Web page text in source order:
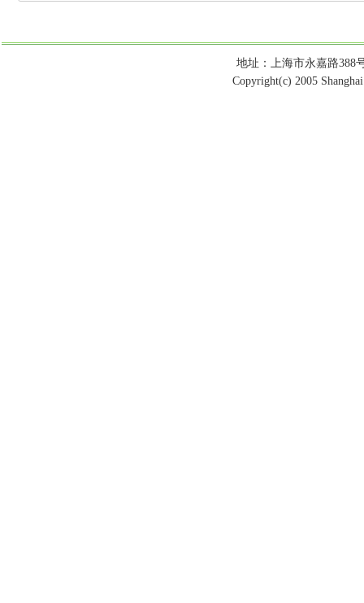
地址：上海市永嘉路388
Copyright(c) 2005